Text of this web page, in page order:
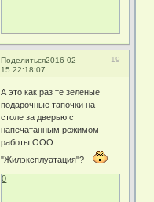
Поделиться 19
2016-02-
15 22:18:07
А это как раз те зеленые
подарочные тапочки на
столе за дверью с
напечатанным режимом
работы ООО
"Жилэксплуатация"?
0